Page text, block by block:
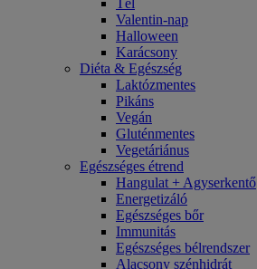
Tél
Valentin-nap
Halloween
Karácsony
Diéta & Egészség
Laktózmentes
Pikáns
Vegán
Gluténmentes
Vegetáriánus
Egészséges étrend
Hangulat + Agyserkentő
Energetizáló
Egészséges bőr
Immunitás
Egészséges bélrendszer
Alacsony szénhidrát